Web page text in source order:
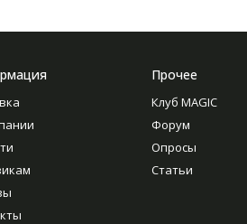
Прочее
Клуб MAGIC
Форум
Опросы
Статьи